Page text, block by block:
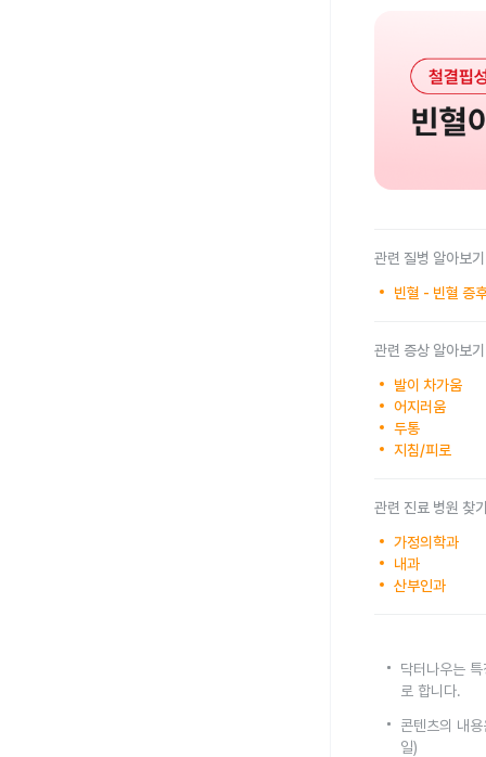
관련 질병 알아보기
빈혈 - 빈혈 증
관련 증상 알아보기
발이 차가움
어지러움
두통
지침/피로
관련 진료 병원 찾
가정의학과
내과
산부인과
닥터나우는
로 합니다.
콘텐츠의 내
일)